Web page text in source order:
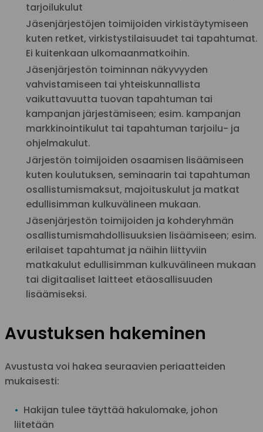
tarjoilukulut
Jäsenjärjestöjen toimijoiden virkistäytymiseen
kuten retket, virkistystilaisuudet tai tapahtumat.
Ei kuitenkaan ulkomaanmatkoihin.
Jäsenjärjestön toiminnan näkyvyyden
vahvistamiseen tai yhteiskunnallista
vaikuttavuutta tuovan tapahtuman tai
kampanjan järjestämiseen; esim. kampanjan
markkinointikulut tai tapahtuman tarjoilu- ja
ohjelmakulut.
Järjestön toimijoiden osaamisen lisäämiseen
kuten koulutuksen, seminaarin tai tapahtuman
osallistumismaksut, majoituskulut ja matkat
edullisimman kulkuvälineen mukaan.
Jäsenjärjestön toimijoiden ja kohderyhmän
osallistumismahdollisuuksien lisäämiseen; esim.
erilaiset tapahtumat ja näihin liittyviin
matkakulut edullisimman kulkuvälineen mukaan
tai digitaaliset laitteet etäosallisuuden
lisäämiseksi.
Avustuksen hakeminen
Avustusta voi hakea seuraavien periaatteiden
mukaisesti:
Hakijan tulee täyttää hakulomake, johon
liitetään